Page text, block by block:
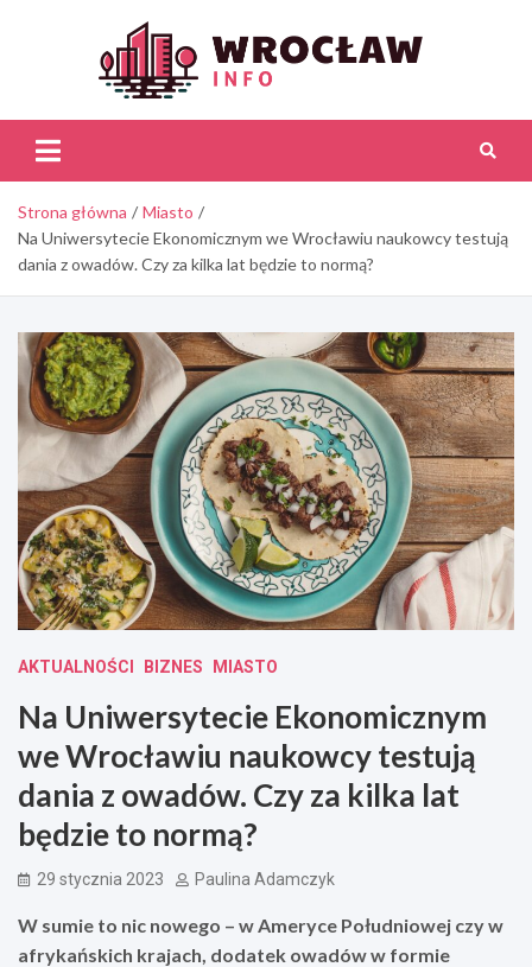
Strona główna
Miasto
Na Uniwersytecie Ekonomicznym we Wrocławiu naukowcy testują
dania z owadów. Czy za kilka lat będzie to normą?
AKTUALNOŚCI BIZNES MIASTO
Na Uniwersytecie Ekonomicznym
we Wrocławiu naukowcy testują
dania z owadów. Czy za kilka lat
będzie to normą?
29 stycznia 2023 Paulina Adamczyk
W sumie to nic nowego – w Ameryce Południowej czy w
afrykańskich krajach, dodatek owadów w formie